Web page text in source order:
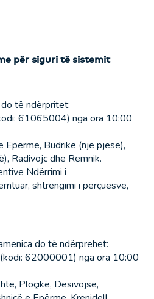
për siguri të sistemit
të ndërpritet:
61065004) nga ora 10:00
Epërme, Budrikë (një pjesë),
Radivojc dhe Remnik.
Ndërrimi i
shtrëngimi i përçuesve,
do të ndërprehet:
62000001) nga ora 10:00
Ploçikë, Desivojsë,